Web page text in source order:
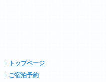
トップページ
ご宿泊予約